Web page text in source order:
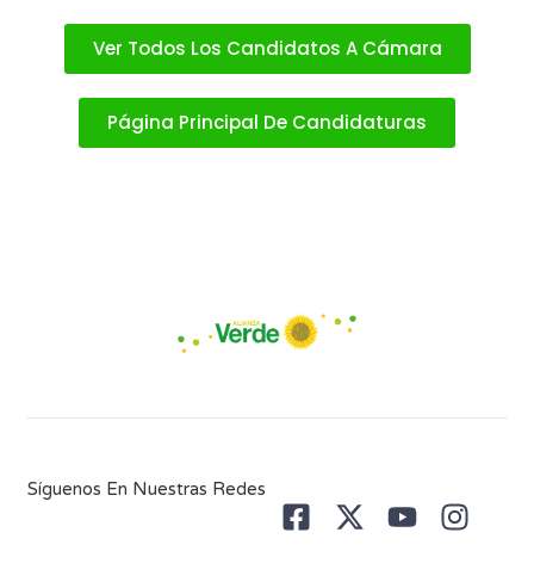
Ver Todos Los Candidatos A Cámara
Página Principal De Candidaturas
Síguenos En Nuestras Redes